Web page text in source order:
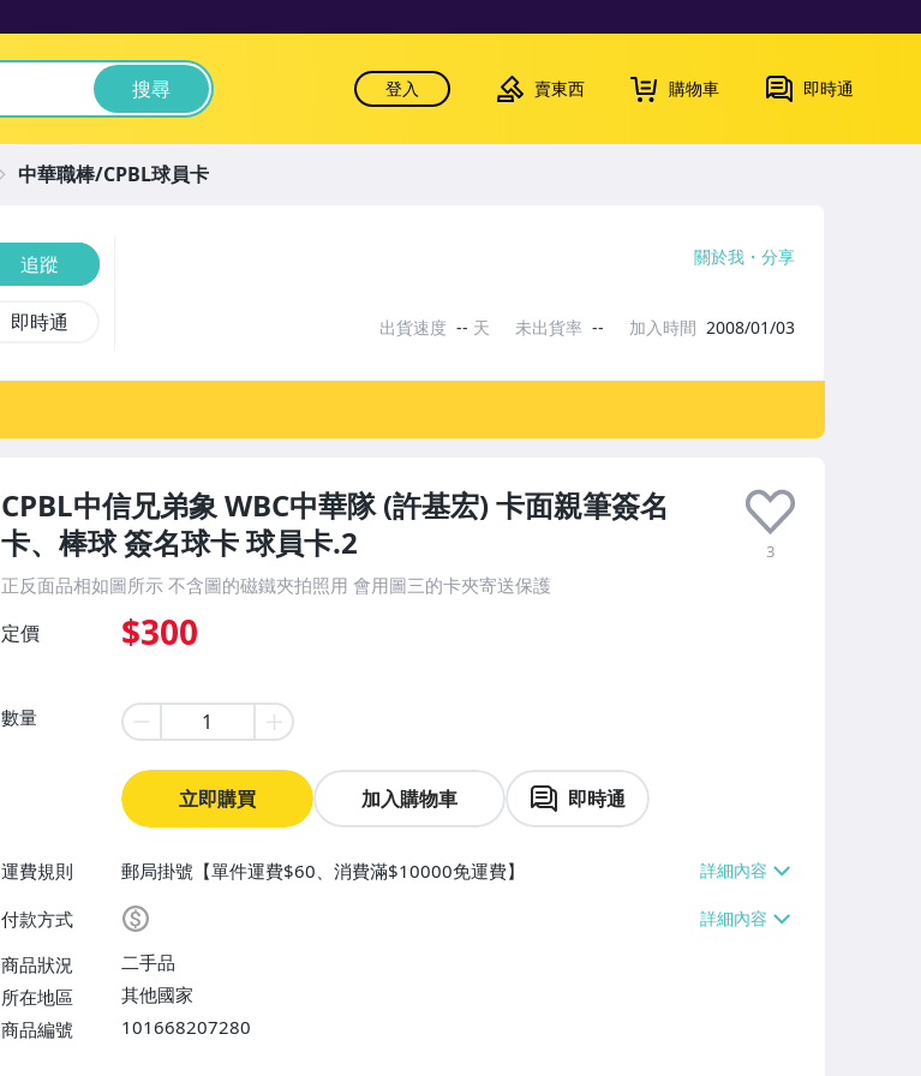
搜尋 登入 賣東西 購物車 即時通
CPBL中信兄弟象 WBC中華隊 (許基宏) 卡面親筆簽名
卡、棒球 簽名球卡 球員卡.2
3
正反面品相如圖所示 不含圖的磁鐵夾拍照用 會用圖三的卡夾寄送保護
定價 $300
數量
立即購買 加入購物車 即時通
運費規則
郵局掛號【單件運費$60、消費滿$10000免運費】
付款方式
商品狀況
二手品
所在地區
其他國家
商品編號
101668207280
追蹤
即時通
關於我 分享
出貨速度 -- 天 未出貨率 -- 加入時間 2008/01/03
中華職棒/CPBL球員卡